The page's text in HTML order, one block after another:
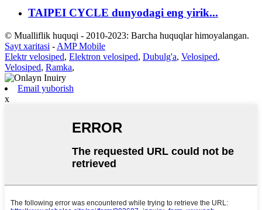
TAIPEI CYCLE dunyodagi eng yirik...
© Mualliflik huquqi - 2010-2023: Barcha huquqlar himoyalangan.
Sayt xaritasi - AMP Mobile
Elektr velosiped, Elektron velosiped, Dubulg'a, Velosiped,
Velosiped, Ramka,
Email yuborish
x